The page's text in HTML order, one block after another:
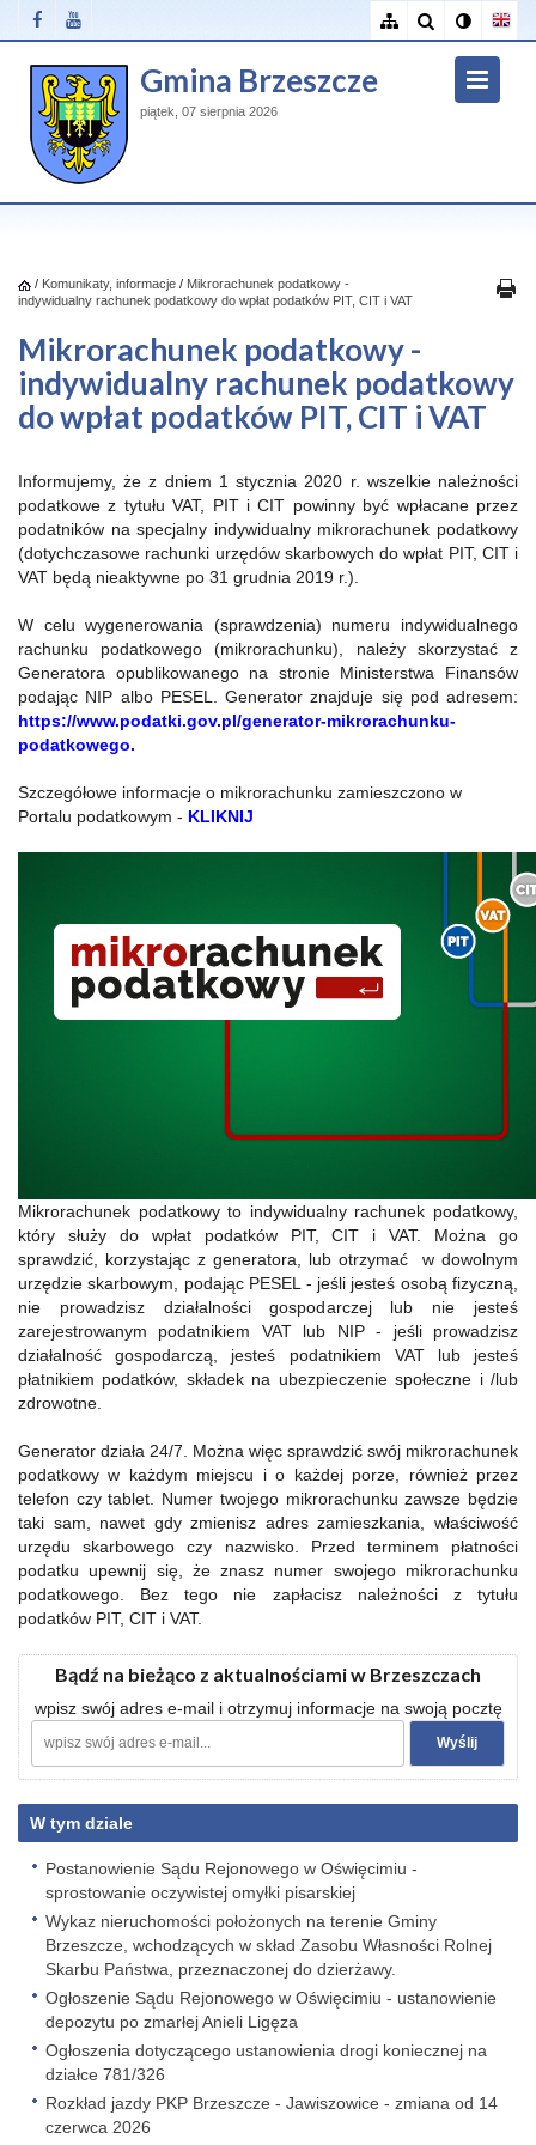
Gmina Brzeszcze
piątek, 07 sierpnia 2026
/ Komunikaty, informacje / Mikrorachunek podatkowy -
indywidualny rachunek podatkowy do wpłat podatków PIT, CIT i VAT
Mikrorachunek podatkowy -
indywidualny rachunek podatkowy
do wpłat podatków PIT, CIT i VAT
Informujemy, że z dniem 1 stycznia 2020 r. wszelkie należności
podatkowe z tytułu VAT, PIT i CIT powinny być wpłacane przez
podatników na specjalny indywidualny mikrorachunek podatkowy
(dotychczasowe rachunki urzędów skarbowych do wpłat PIT, CIT i
VAT będą nieaktywne po 31 grudnia 2019 r.).
W celu wygenerowania (sprawdzenia) numeru indywidualnego
rachunku podatkowego (mikrorachunku), należy skorzystać z
Generatora opublikowanego na stronie Ministerstwa Finansów
podając NIP albo PESEL. Generator znajduje się pod adresem:
https://www.podatki.gov.pl/generator-mikrorachunku-
podatkowego.
Szczegółowe informacje o mikrorachunku zamieszczono w
Portalu podatkowym - KLIKNIJ
Mikrorachunek podatkowy to indywidualny rachunek podatkowy,
który służy do wpłat podatków PIT, CIT i VAT. Można go
sprawdzić, korzystając z generatora, lub otrzymać w dowolnym
urzędzie skarbowym, podając PESEL - jeśli jesteś osobą fizyczną,
nie prowadzisz działalności gospodarczej lub nie jesteś
zarejestrowanym podatnikiem VAT lub NIP - jeśli prowadzisz
działalność gospodarczą, jesteś podatnikiem VAT lub jesteś
płatnikiem podatków, składek na ubezpieczenie społeczne i /lub
zdrowotne.
Generator działa 24/7. Można więc sprawdzić swój mikrorachunek
podatkowy w każdym miejscu i o każdej porze, również przez
telefon czy tablet. Numer twojego mikrorachunku zawsze będzie
taki sam, nawet gdy zmienisz adres zamieszkania, właściwość
urzędu skarbowego czy nazwisko. Przed terminem płatności
podatku upewnij się, że znasz numer swojego mikrorachunku
podatkowego. Bez tego nie zapłacisz należności z tytułu
podatków PIT, CIT i VAT.
Bądź na bieżąco z aktualnościami w Brzeszczach
wpisz swój adres e-mail i otrzymuj informacje na swoją pocztę
W tym dziale
Postanowienie Sądu Rejonowego w Oświęcimiu -
sprostowanie oczywistej omyłki pisarskiej
Wykaz nieruchomości położonych na terenie Gminy
Brzeszcze, wchodzących w skład Zasobu Własności Rolnej
Skarbu Państwa, przeznaczonej do dzierżawy.
Ogłoszenie Sądu Rejonowego w Oświęcimiu - ustanowienie
depozytu po zmarłej Anieli Ligęza
Ogłoszenia dotyczącego ustanowienia drogi koniecznej na
działce 781/326
Rozkład jazdy PKP Brzeszcze - Jawiszowice - zmiana od 14
czerwca 2026